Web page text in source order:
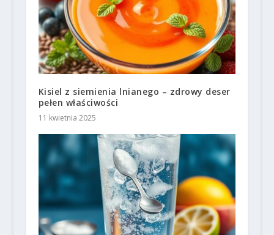
Kisiel z siemienia lnianego – zdrowy deser
pełen właściwości
11 kwietnia 2025